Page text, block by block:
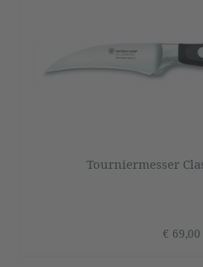
Tourniermesser
€ 69,00